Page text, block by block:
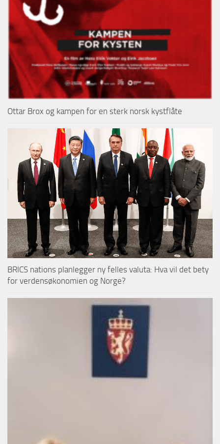
Ottar Brox og kampen for en sterk norsk kystflåte
BRICS nations planlegger ny felles valuta: Hva vil det bety
for verdensøkonomien og Norge?